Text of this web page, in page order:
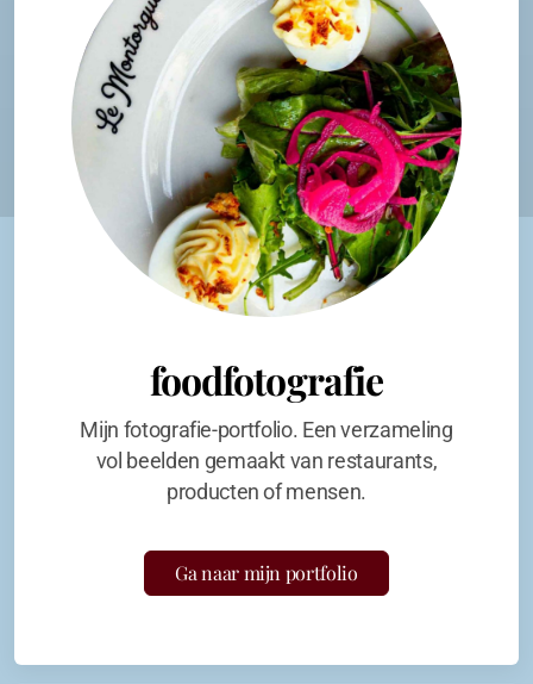
foodfotografie
Mijn fotografie-portfolio. Een verzameling
vol beelden gemaakt van restaurants,
producten of mensen.
Ga naar mijn portfolio